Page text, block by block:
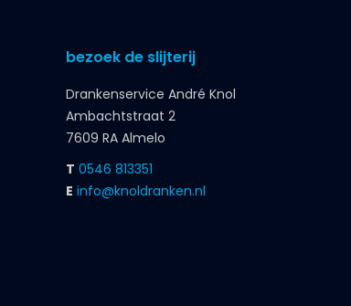
bezoek de slijterij
Drankenservice André Knol
Ambachtstraat 2
7609 RA Almelo
T 0546 813351
E info@knoldranken.nl